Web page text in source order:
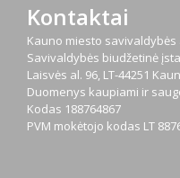
Kontaktai
Kauno miesto savivaldybės
Savivaldybės biudžetinė
Laisvės al. 96, LT-44251
Duomenys kaupiami ir
Kodas 188764867
PVM mokėtojo kodas LT